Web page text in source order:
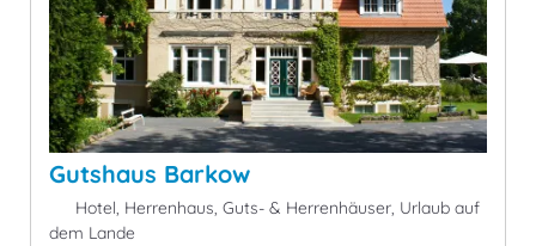
Gutshaus Barkow
Hotel, Herrenhaus, Guts- & Herrenhäuser, Urlaub auf
dem Lande